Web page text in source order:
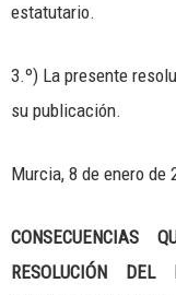
estatutario.
3.º) La presente
su publicación.
Murcia, 8 de enero de
RESOLUCIÓN DEL